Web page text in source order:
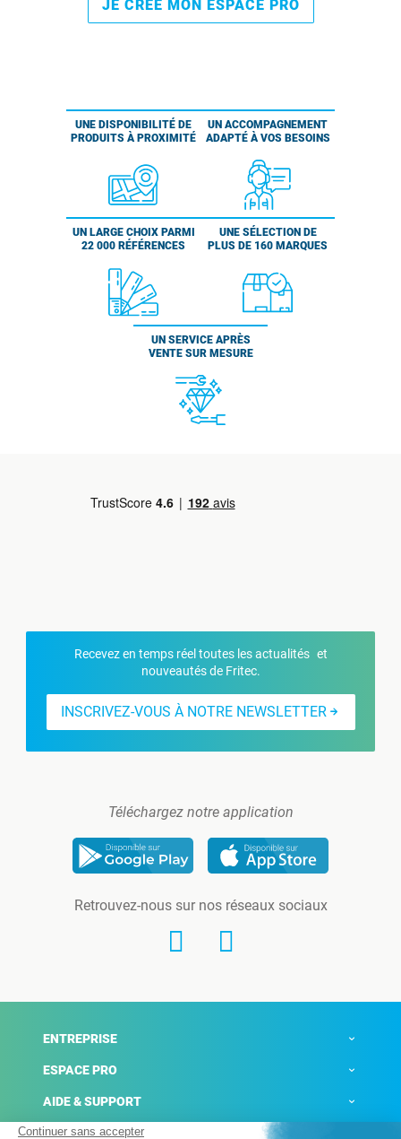
JE CRÉE MON ESPACE PRO
UNE DISPONIBILITÉ DE
PRODUITS À PROXIMITÉ
UN ACCOMPAGNEMENT
ADAPTÉ À VOS BESOINS
UN LARGE CHOIX PARMI
22 000 RÉFÉRENCES
UNE SÉLECTION DE
PLUS DE 160 MARQUES
UN SERVICE APRÈS
VENTE SUR MESURE
Recevez en temps réel toutes les actualités et
nouveautés de Fritec.
INSCRIVEZ-VOUS À NOTRE NEWSLETTER
Téléchargez notre application
Retrouvez-nous sur nos réseaux sociaux
ENTREPRISE
ESPACE PRO
AIDE & SUPPORT
ACTUALITÉS